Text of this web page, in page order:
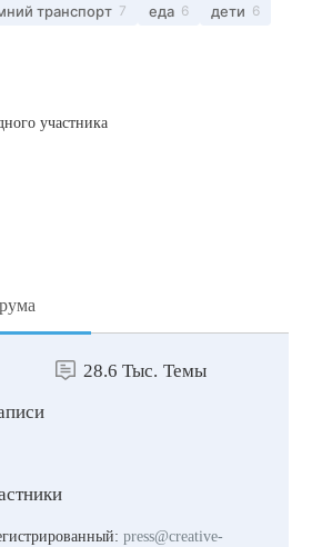
транспорт 7 еда 6 дети 6
участника
28.6 Тыс. Темы
press@creative-